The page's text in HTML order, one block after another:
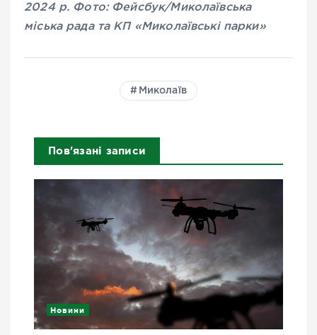
2024 р. Фото: Фейсбук/Миколаївська
міська рада та КП «Миколаївські парки»
Миколаїв
Пов'язані записи
Новини